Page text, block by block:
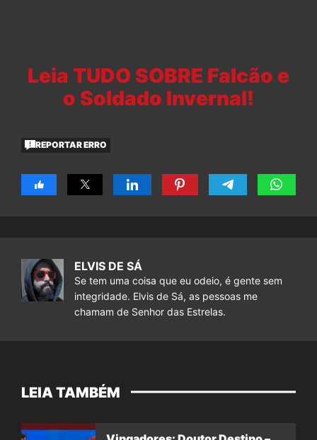
Leia TUDO SOBRE Falcão e
o Soldado Invernal!
REPORTAR ERRO
ELVIS DE SÁ
Se tem uma coisa que eu odeio, é gente sem
integridade. Elvis de Sá, as pessoas me
chamam de Senhor das Estrelas.
LEIA TAMBÉM